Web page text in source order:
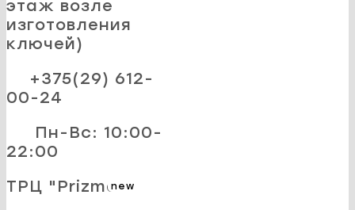
этаж возле
изготовления
ключей)
+375(29) 612-
00-24
Пн-Вс: 10:00-
22:00
new
ТРЦ "Prizma"